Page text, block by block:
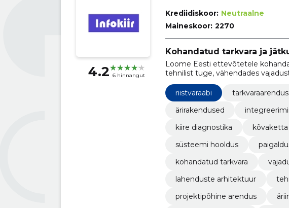
4.2 6 hinnangut
Krediidiskoor: Neutraalne
Maineskoor: 2270
Kohandatud tarkvara ja
Loome Eesti ettevõtetele
tehnilist tuge, vähendades
riistvaraabi tarkvaraarendus
ärirakendused
kiire diagnostika
süsteemi hooldus
kohandatud tarkvara
lahenduste arhitektuur
projektipõhine arendus